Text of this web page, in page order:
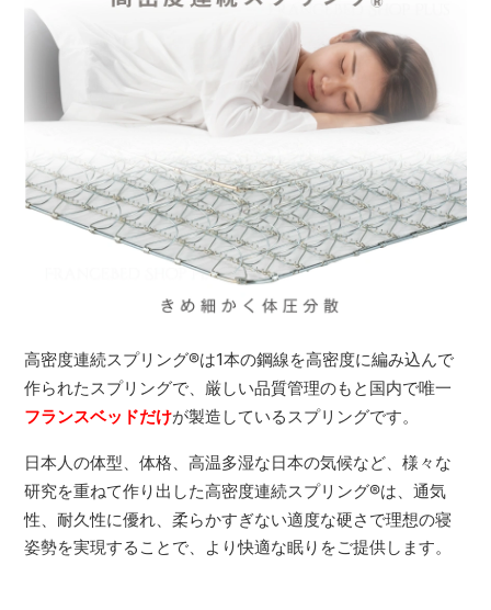
高密度連続スプリング®は1本の鋼線を高密度に編み込んで
作られたスプリングで、厳しい品質管理のもと国内で唯一
フランスベッドだけが製造しているスプリングです。
日本人の体型、体格、高温多湿な日本の気候など、様々な
研究を重ねて作り出した高密度連続スプリング®は、通気
性、耐久性に優れ、柔らかすぎない適度な硬さで理想の寝
姿勢を実現することで、より快適な眠りをご提供します。